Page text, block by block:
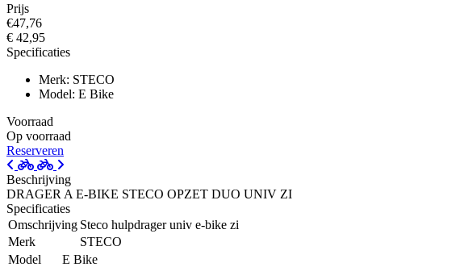
Prijs
€47,76
€ 42,95
Specificaties
Merk: STECO
Model: E Bike
Voorraad
Op voorraad
Reserveren
Beschrijving
DRAGER A E-BIKE STECO OPZET DUO UNIV ZI
Specificaties
Omschrijving Steco hulpdrager univ e-bike zi
Merk
STECO
Model
E Bike